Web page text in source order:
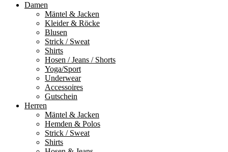
ECO –
Ethically
Correct
Outfits
Faire
Damen
Mäntel & Jacken
Kleider & Röcke
Blusen
Strick / Sweat
Shirts
Hosen / Jeans / Shorts
Yoga/Sport
Underwear
Accessoires
Gutschein
Herren
Mäntel & Jacken
Hemden & Polos
Strick / Sweat
Shirts